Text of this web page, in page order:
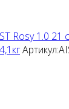
Rosy 1.0 21